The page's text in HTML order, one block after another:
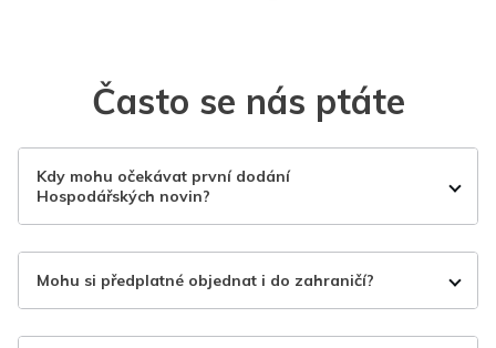
Často se nás ptáte
Kdy mohu očekávat první dodání
Hospodářských novin?
Mohu si předplatné objednat i do zahraničí?